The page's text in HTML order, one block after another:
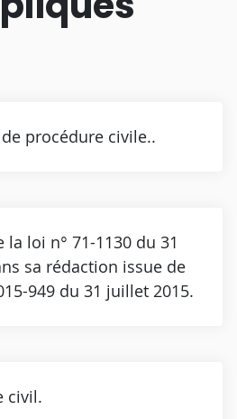
procédure civile..
la loi n° 71-1130 du 31
sa rédaction issue de
949 du 31 juillet 2015.
civil.